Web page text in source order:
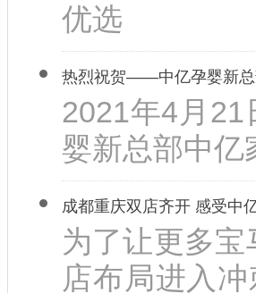
优选
热烈祝贺——中亿孕婴新总
2021年4月21
婴新总部中亿
成都重庆双店齐开 感受中
为了让更多宝
店布局进入